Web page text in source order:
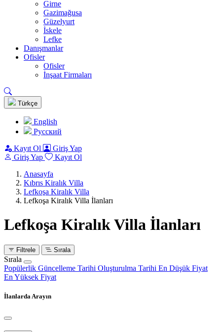
Girne
Gazimağusa
Güzelyurt
İskele
Lefke
Danışmanlar
Ofisler
Ofisler
İnşaat Firmaları
Türkçe
English
Pусский
Kayıt Ol
Giriş Yap
Giriş Yap
Kayıt Ol
Anasayfa
Kıbrıs Kiralık Villa
Lefkoşa Kiralık Villa
Lefkoşa Kiralık Villa İlanları
Lefkoşa Kiralık Villa İlanları
Filtrele Sırala
Sırala
Popülerlik Güncelleme Tarihi Oluşturulma Tarihi En Düşük Fiyat
En Yüksek Fiyat
İlanlarda Arayın